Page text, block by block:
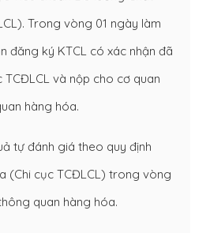
Trong vòng 01 ngày làm
đăng ký KTCL có xác nhận đã
và nộp cho cơ quan
hàng hóa.
tự đánh giá theo quy định
(Chi cục TCĐLCL) trong vòng
quan hàng hóa.